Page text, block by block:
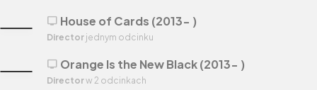
tv House of Cards (2013- )
Director jednym odcinku
tv Orange Is the New Black (2013- )
Directorw 2 odcinkach